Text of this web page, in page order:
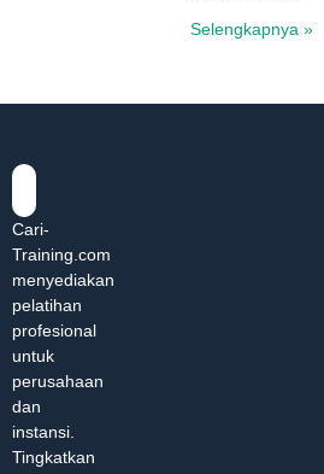
Selengkapnya »
Cari-
Training.com
menyediakan
pelatihan
profesional
untuk
perusahaan
dan
instansi.
Tingkatkan